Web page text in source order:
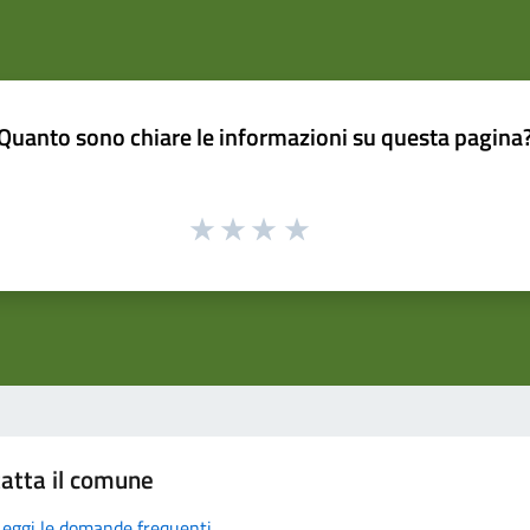
sono chiare le informazioni su questa
il comune